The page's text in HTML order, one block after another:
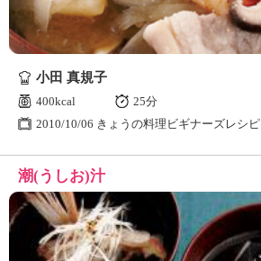
小田 真規子
400kcal
25分
2010/10/06 きょうの料理ビギナーズレシピ
潮(うしお)汁